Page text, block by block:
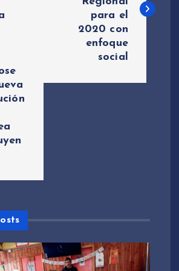
para el
2020 con
enfoque
social